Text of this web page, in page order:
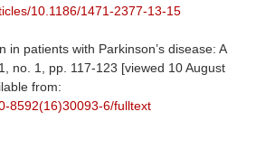
10.1186/1471-2377-13-15
patients with Parkinson’s disease: A
no. 1, pp. 117-123 [viewed 10 August
from:
8592(16)30093-6/fulltext